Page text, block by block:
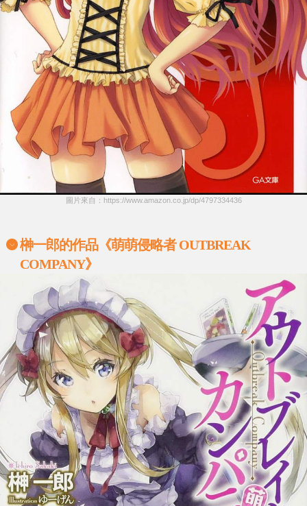
圖片來自：https://www.amazon.co.jp/dp/4797334436
榊一郎的作品《萌萌侵略者 OUTBREAK
COMPANY》